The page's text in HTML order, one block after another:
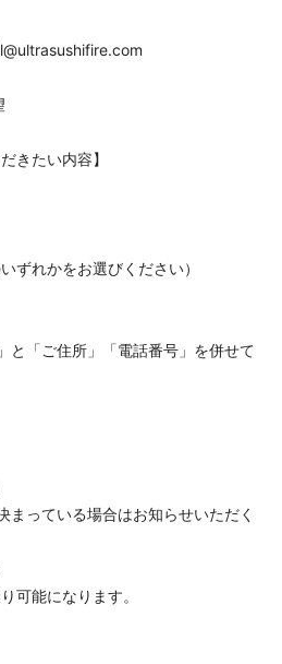
きたい内容】
ずれかをお選びください）
と「ご住所」「電話番号」を併せて
まっている場合はお知らせいただく
可能になります。